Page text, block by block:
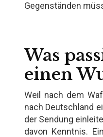
Gegenständen
Was
einen
Weil nach dem
nach Deutschland
der Sendung
davon Kenntnis.